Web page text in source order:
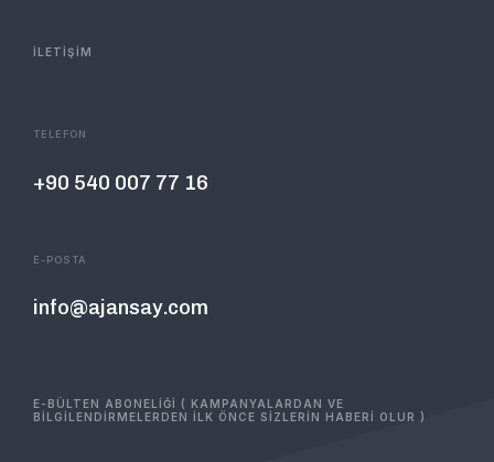
İLETİŞİM
TELEFON
+90 540 007 77 16
E-POSTA
info@ajansay.com
E-BÜLTEN ABONELİĞİ ( KAMPANYALARDAN VE
BİLGİLENDİRMELERDEN İLK ÖNCE SİZLERİN HABERİ OLUR )